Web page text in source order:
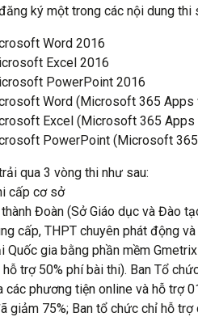
ký một trong các nội dung thi
Word 2016
Excel 2016
PowerPoint 2016
Word (Microsoft 365 Apps
Excel (Microsoft 365 Apps
PowerPoint (Microsoft
qua 3 vòng thi như sau:
cấp cơ sở
thành Đoàn (Sở Giáo dục và Đào
cấp, THPT chuyên phát động
Quốc gia bằng phần mềm
trợ 50% phí bài thi). Ban Tổ
các phương tiện online và hỗ trợ
giảm 75%; Ban tổ chức chỉ hỗ